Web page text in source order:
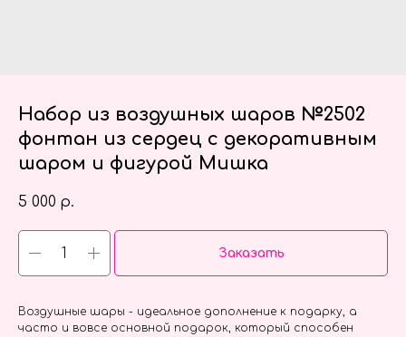
Набор из воздушных шаров №2502
фонтан из сердец с декоративным
шаром и фигурой Мишка
5 000 р.
Заказать
Воздушные шары - идеальное дополнение к подарку, а
часто и вовсе основной подарок, который способен